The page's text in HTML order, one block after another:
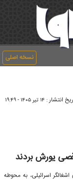
نسخه اصلی
انتشار : ۱۴ تير ۱۴۰۵ - ۱۹:۴۹
یورش بردند
اسرائیلی، به محوطه